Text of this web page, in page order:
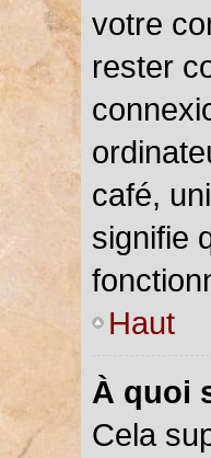
votre
rester
café,
signifie
Haut
À quoi
Cela